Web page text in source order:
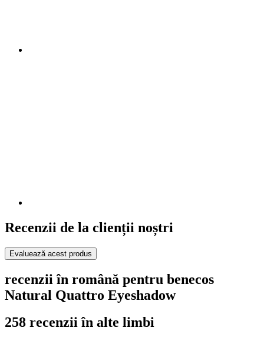
Recenzii de la clienții noștri
Evaluează acest produs
recenzii în română pentru benecos
Natural Quattro Eyeshadow
258 recenzii în alte limbi